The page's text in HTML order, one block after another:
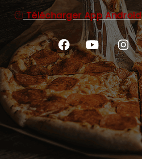
Télécharger App Android